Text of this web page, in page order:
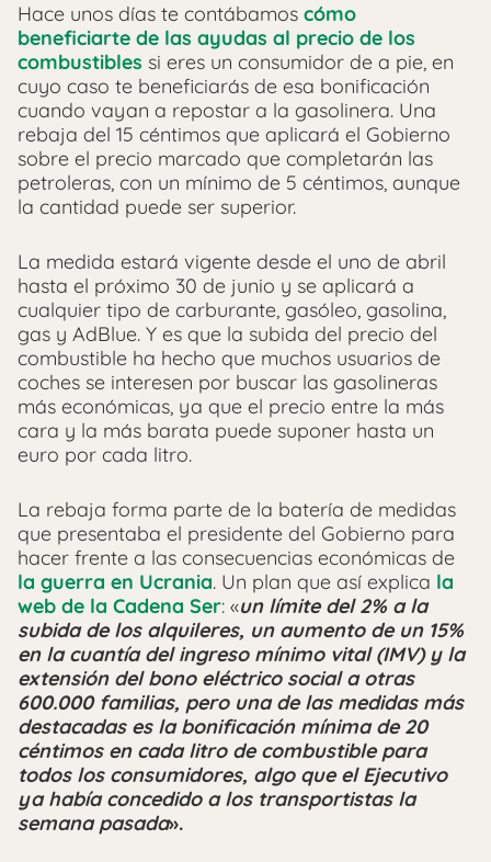
Hace unos días te contábamos cómo
beneficiarte de las ayudas al precio de los
combustibles si eres un consumidor de a pie, en
cuyo caso te beneficiarás de esa bonificación
cuando vayan a repostar a la gasolinera. Una
rebaja del 15 céntimos que aplicará el Gobierno
sobre el precio marcado que completarán las
petroleras, con un mínimo de 5 céntimos, aunque
la cantidad puede ser superior.
La medida estará vigente desde el uno de abril
hasta el próximo 30 de junio y se aplicará a
cualquier tipo de carburante, gasóleo, gasolina,
gas y AdBlue. Y es que la subida del precio del
combustible ha hecho que muchos usuarios de
coches se interesen por buscar las gasolineras
más económicas, ya que el precio entre la más
cara y la más barata puede suponer hasta un
euro por cada litro.
La rebaja forma parte de la batería de medidas
que presentaba el presidente del Gobierno para
hacer frente a las consecuencias económicas de
la guerra en Ucrania. Un plan que así explica la
web de la Cadena Ser: «un límite del 2% a la
subida de los alquileres, un aumento de un 15%
en la cuantía del ingreso mínimo vital (IMV) y la
extensión del bono eléctrico social a otras
600.000 familias, pero una de las medidas más
destacadas es la bonificación mínima de 20
céntimos en cada litro de combustible para
todos los consumidores, algo que el Ejecutivo
ya había concedido a los transportistas la
semana pasada».